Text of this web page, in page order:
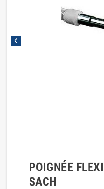
chevron_left
POIGNÉE
SACH